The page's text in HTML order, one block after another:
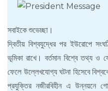
সবাইকে শুভেচ্ছা।
দ্বিতীয় বিশ্বযুদ্ধের পর ইউরোপে
ভূমিকা রাখে। বর্তমান বিশ্বে তথ্য ও
ফেলে উল্লেখযোগ্য ঘটনা হিসেবে
প্রযুক্তির নজীরবিহীন এ উন্নয়নে